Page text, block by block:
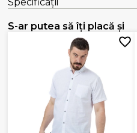
Specificații
S-ar putea să îți placă și